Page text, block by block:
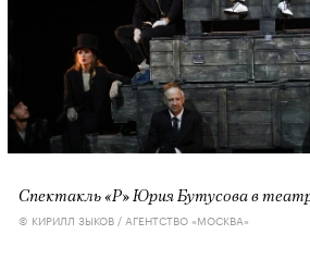
Спектакль «Р» Юрия Бутусова в
© КИРИЛЛ ЗЫКОВ / АГЕНТСТВО «МОСКВА»